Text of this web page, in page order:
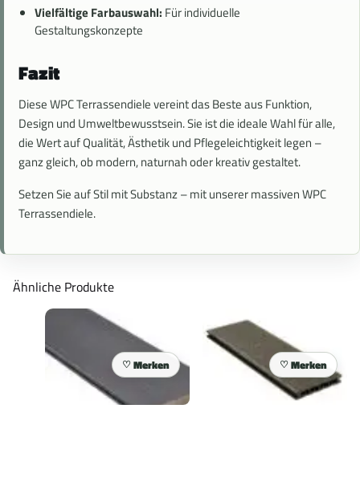
Vielfältige Farbauswahl: Für individuelle
Gestaltungskonzepte
Fazit
Diese WPC Terrassendiele vereint das Beste aus Funktion,
Design und Umweltbewusstsein. Sie ist die ideale Wahl für alle,
die Wert auf Qualität, Ästhetik und Pflegeleichtigkeit legen –
ganz gleich, ob modern, naturnah oder kreativ gestaltet.
Setzen Sie auf Stil mit Substanz – mit unserer massiven WPC
Terrassendiele.
Ähnliche Produkte
Merken Merken